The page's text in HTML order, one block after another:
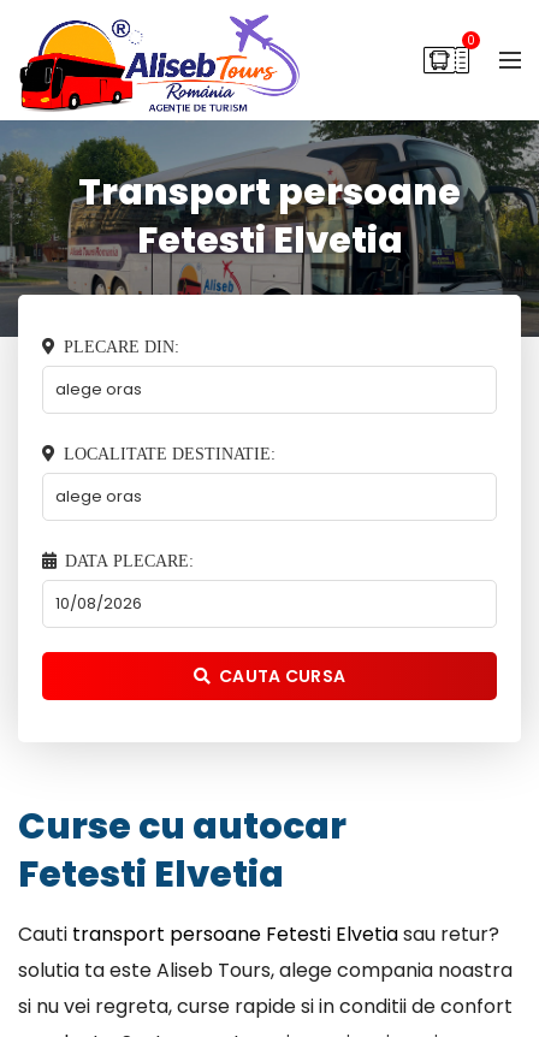
0
Transport persoane
Fetesti Elvetia
PLECARE DIN:
LOCALITATE DESTINATIE:
DATA PLECARE:
CAUTA CURSA
Curse cu autocar
Fetesti Elvetia
Cauti transport persoane Fetesti Elvetiasau retur?
solutia ta este Aliseb Tours, alege compania noastra
si nu vei regreta, curse rapide si in conditii de confort